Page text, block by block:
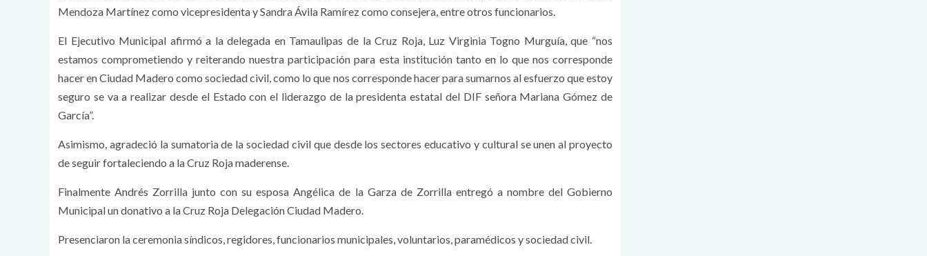
Mendoza Martínez como vicepresidenta y Sandra Ávila Ramírez como consejera, entre otros funcionarios.
El Ejecutivo Municipal afirmó a la delegada en Tamaulipas de la Cruz Roja, Luz Virginia Togno Murguía, que “nos
estamos comprometiendo y reiterando nuestra participación para esta institución tanto en lo que nos corresponde
hacer en Ciudad Madero como sociedad civil, como lo que nos corresponde hacer para sumarnos al esfuerzo que estoy
seguro se va a realizar desde el Estado con el liderazgo de la presidenta estatal del DIF señora Mariana Gómez de
García”.
Asimismo, agradeció la sumatoria de la sociedad civil que desde los sectores educativo y cultural se unen al proyecto
de seguir fortaleciendo a la Cruz Roja maderense.
Finalmente Andrés Zorrilla junto con su esposa Angélica de la Garza de Zorrilla entregó a nombre del Gobierno
Municipal un donativo a la Cruz Roja Delegación Ciudad Madero.
Presenciaron la ceremonia síndicos, regidores, funcionarios municipales, voluntarios, paramédicos y sociedad civil.